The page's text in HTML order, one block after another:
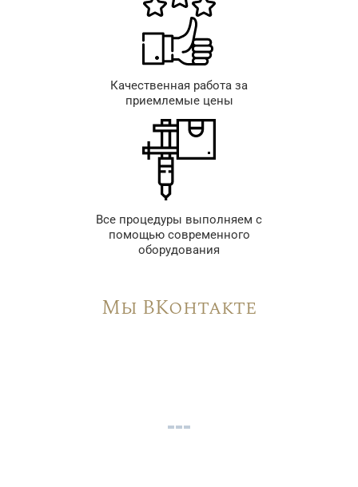
Качественная работа за
приемлемые цены
Все процедуры выполняем с
помощью современного
оборудования
Мы ВКонтакте